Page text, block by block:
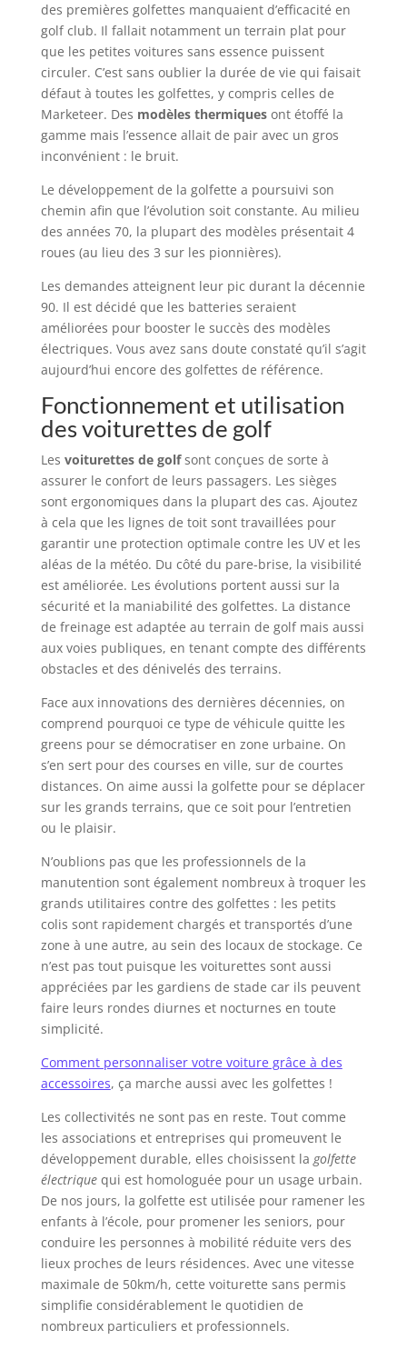
des premières golfettes manquaient d’efficacité en
golf club. Il fallait notamment un terrain plat pour
que les petites voitures sans essence puissent
circuler. C’est sans oublier la durée de vie qui faisait
défaut à toutes les golfettes, y compris celles de
Marketeer. Des modèles thermiquesont étoffé la
gamme mais l’essence allait de pair avec un gros
inconvénient : le bruit.
Le développement de la golfette a poursuivi son
chemin afin que l’évolution soit constante. Au milieu
des années 70, la plupart des modèles présentait 4
roues (au lieu des 3 sur les pionnières).
Les demandes atteignent leur pic durant la décennie
90. Il est décidé que les batteries seraient
améliorées pour booster le succès des modèles
électriques. Vous avez sans doute constaté qu’il s’agit
aujourd’hui encore des golfettes de référence.
Fonctionnement et utilisation
des voiturettes de golf
Les voiturettes de golfsont conçues de sorte à
assurer le confort de leurs passagers. Les sièges
sont ergonomiques dans la plupart des cas. Ajoutez
à cela que les lignes de toit sont travaillées pour
garantir une protection optimale contre les UV et les
aléas de la météo. Du côté du pare-brise, la visibilité
est améliorée. Les évolutions portent aussi sur la
sécurité et la maniabilité des golfettes. La distance
de freinage est adaptée au terrain de golf mais aussi
aux voies publiques, en tenant compte des différents
obstacles et des dénivelés des terrains.
Face aux innovations des dernières décennies, on
comprend pourquoi ce type de véhicule quitte les
greens pour se démocratiser en zone urbaine. On
s’en sert pour des courses en ville, sur de courtes
distances. On aime aussi la golfette pour se déplacer
sur les grands terrains, que ce soit pour l’entretien
ou le plaisir.
N’oublions pas que les professionnels de la
manutention sont également nombreux à troquer les
grands utilitaires contre des golfettes : les petits
colis sont rapidement chargés et transportés d’une
zone à une autre, au sein des locaux de stockage. Ce
n’est pas tout puisque les voiturettes sont aussi
appréciées par les gardiens de stade car ils peuvent
faire leurs rondes diurnes et nocturnes en toute
simplicité.
Comment personnaliser votre voiture grâce à des
accessoires, ça marche aussi avec les golfettes !
Les collectivités ne sont pas en reste. Tout comme
les associations et entreprises qui promeuvent le
développement durable, elles choisissent la golfette
électriquequi est homologuée pour un usage urbain.
De nos jours, la golfette est utilisée pour ramener les
enfants à l’école, pour promener les seniors, pour
conduire les personnes à mobilité réduite vers des
lieux proches de leurs résidences. Avec une vitesse
maximale de 50km/h, cette voiturette sans permis
simplifie considérablement le quotidien de
nombreux particuliers et professionnels.